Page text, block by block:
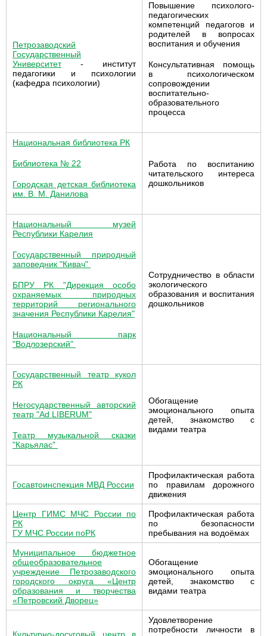
Петрозаводский
Государственный
Университет- институт
педагогики и психологии
(кафедра психологии)
Повышение психолого-
педагогических
компетенций педагогов и
родителей в вопросах
воспитания и обучения
Консультативная помощь
в психологическом
сопровождении
воспитательно-
образовательного
процесса
Национальная библиотека РК
Библиотека № 22
Городская детская библиотека
им. В. М. Данилова
Работа по воспитанию
читательского интереса
дошкольников
Национальный музей
Республики Карелия
Государственный природный
заповедник "Кивач"
БПРУ РК "Дирекция особо
охраняемых природных
территорий регионального
значения Республики Карелия"
Национальный парк
"Водлозерский"
Сотрудничество в области
экологического
образования и воспитания
дошкольников
Государственный театр кукол
РК
Негосударственный авторский
театр "Ad LIBERUM"
Театр музыкальной сказки
"Карьялас"
Обогащение
эмоционального опыта
детей, знакомство с
видами театра
Госавтоинспекция МВД России
Профилактическая работа
по правилам дорожного
движения
Центр ГИМС МЧС России по
РК
ГУ МЧС России поРК
Профилактическая работа
по безопасности
пребывания на водоёмах
Муниципальное бюджетное
общеобразовательное
учреждение Петрозаводского
городского округа «Центр
образования и творчества
«Петровский Дворец»
Обогащение
эмоционального опыта
детей, знакомство с
видами театра
Удовлетворение
потребности личности в